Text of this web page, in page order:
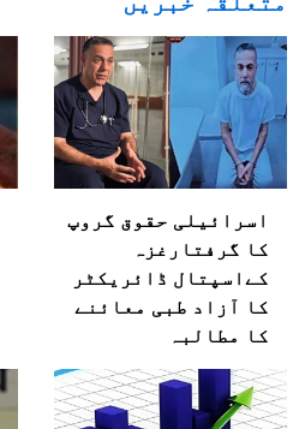
اسرائیلی حقوق گروپ
کا گرفتارغزہ
کےاسپتال ڈائریکٹر
کا آزاد طبی معائنے
کا مطالبہ